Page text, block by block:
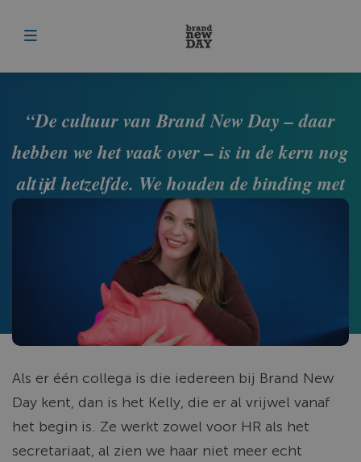
Menu
“De cultuur van Brand New Day – daar
hebben we het vaak over – is in de kern nog
altijd hetzelfde. We houden de binding met
elkaar door samen dingen te ondernemen.”
Kelly
Support - teamleider Secretariaat
Als er één collega is die iedereen bij Brand New
Day kent, dan is het Kelly, die er al vrijwel vanaf
het begin is. Ze werkt zowel voor HR als het
secretariaat, al zien we haar niet meer echt